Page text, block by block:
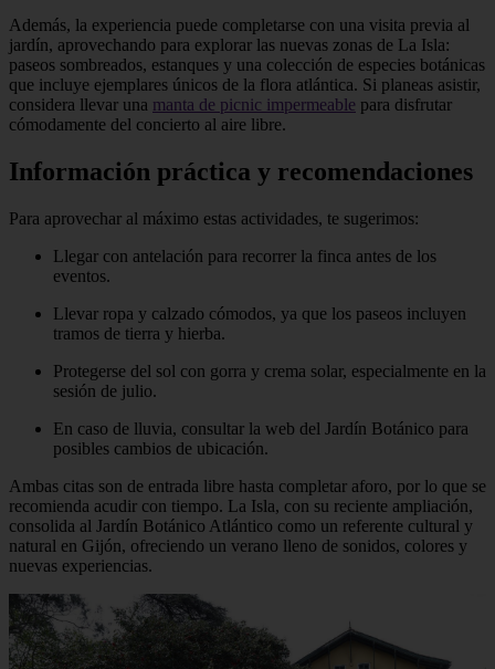
Además, la experiencia puede completarse con una visita previa al
jardín, aprovechando para explorar las nuevas zonas de La Isla:
paseos sombreados, estanques y una colección de especies botánicas
que incluye ejemplares únicos de la flora atlántica. Si planeas asistir,
considera llevar una manta de picnic impermeable para disfrutar
cómodamente del concierto al aire libre.
Información práctica y recomendaciones
Para aprovechar al máximo estas actividades, te sugerimos:
Llegar con antelación para recorrer la finca antes de los
eventos.
Llevar ropa y calzado cómodos, ya que los paseos incluyen
tramos de tierra y hierba.
Protegerse del sol con gorra y crema solar, especialmente en la
sesión de julio.
En caso de lluvia, consultar la web del Jardín Botánico para
posibles cambios de ubicación.
Ambas citas son de entrada libre hasta completar aforo, por lo que se
recomienda acudir con tiempo. La Isla, con su reciente ampliación,
consolida al Jardín Botánico Atlántico como un referente cultural y
natural en Gijón, ofreciendo un verano lleno de sonidos, colores y
nuevas experiencias.